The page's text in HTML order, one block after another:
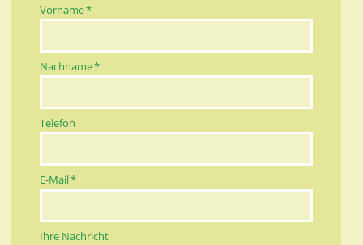
Pflichtfeld
Vorname*
Pflichtfeld
Nachname*
Telefon
Pflichtfeld
E-Mail*
Ihre Nachricht